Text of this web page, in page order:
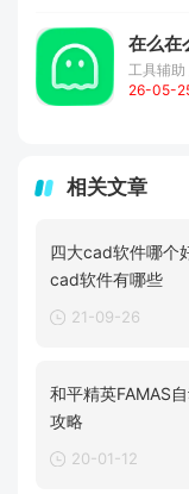
在么在
工具辅
26-05-
相关文章
四大cad软件哪个
cad软件有哪些
21-09-26
和平精英FAMAS
攻略
20-01-12